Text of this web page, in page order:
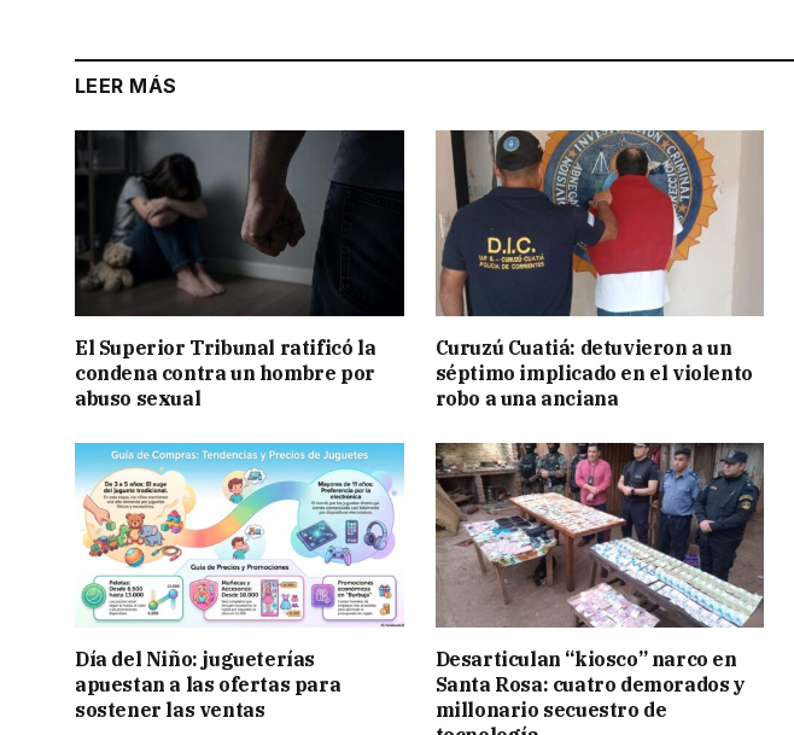
LEER MÁS
El Superior Tribunal ratificó la
condena contra un hombre por
abuso sexual
Curuzú Cuatiá: detuvieron a un
séptimo implicado en el violento
robo a una anciana
Día del Niño: jugueterías
apuestan a las ofertas para
sostener las ventas
Desarticulan “kiosco” narco en
Santa Rosa: cuatro demorados y
millonario secuestro de